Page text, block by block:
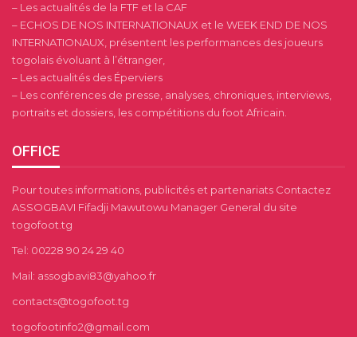
– Les actualités de la FTF et la CAF
– ECHOS DE NOS INTERNATIONAUX et le WEEK END DE NOS
INTERNATIONAUX, présentent les performances des joueurs
togolais évoluant à l’étranger,
– Les actualités des Éperviers
– Les conférences de presse, analyses, chroniques, interviews,
portraits et dossiers, les compétitions du foot Africain.
OFFICE
Pour toutes informations, publicités et partenariats Contactez
ASSOGBAVI Fifadji Mawutowu Manager General du site
togofoot.tg
Tel: 00228 90 24 29 40
Mail: assogbavi83@yahoo.fr
contacts@togofoot.tg
togofootinfo2@gmail.com